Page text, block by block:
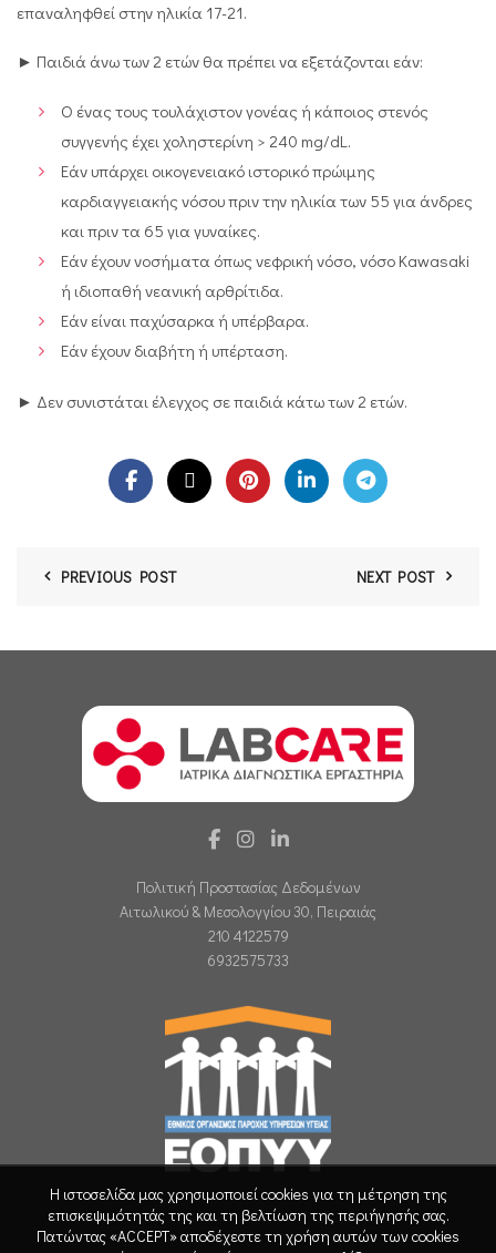
επαναληφθεί στην ηλικία 17-21.
► Παιδιά άνω των 2 ετών θα πρέπει να εξετάζονται εάν:
Ο ένας τους τουλάχιστον γονέας ή κάποιος στενός
συγγενής έχει χοληστερίνη > 240 mg/dL.
Εάν υπάρχει οικογενειακό ιστορικό πρώιμης
καρδιαγγειακής νόσου πριν την ηλικία των 55 για άνδρες
και πριν τα 65 για γυναίκες.
Εάν έχουν νοσήματα όπως νεφρική νόσο, νόσο Kawasaki
ή ιδιοπαθή νεανική αρθρίτιδα.
Εάν είναι παχύσαρκα ή υπέρβαρα.
Εάν έχουν διαβήτη ή υπέρταση.
► Δεν συνιστάται έλεγχος σε παιδιά κάτω των 2 ετών.
PREVIOUS POST NEXT POST
Πολιτική Προστασίας Δεδομένων
Αιτωλικού & Μεσολογγίου 30, Πειραιάς
210 4122579
6932575733
Η ιστοσελίδα μας χρησιμοποιεί cookies για τη μέτρηση της
επισκεψιμότητάς της και τη βελτίωση της περιήγησής σας.
Πατώντας «ACCEPT» αποδέχεστε τη χρήση αυτών των cookies